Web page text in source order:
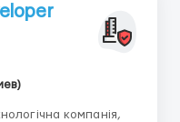
компанія,